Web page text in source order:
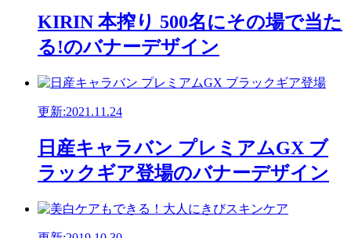
KIRIN 本搾り 500名にその場で当た
る!のバナーデザイン
更新:2021.11.24
日産キャラバン プレミアムGX ブ
ラックギア登場のバナーデザイン